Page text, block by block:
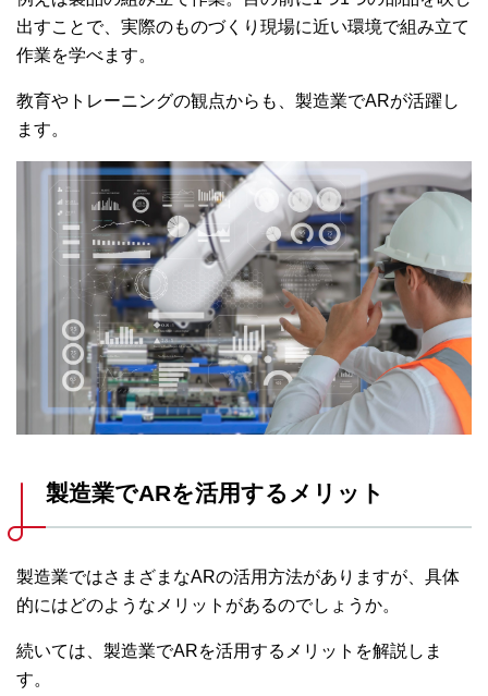
出すことで、実際のものづくり現場に近い環境で組み立て
作業を学べます。
教育やトレーニングの観点からも、製造業でARが活躍し
ます。
製造業でARを活用するメリット
製造業ではさまざまなARの活用方法がありますが、具体
的にはどのようなメリットがあるのでしょうか。
続いては、製造業でARを活用するメリットを解説しま
す。